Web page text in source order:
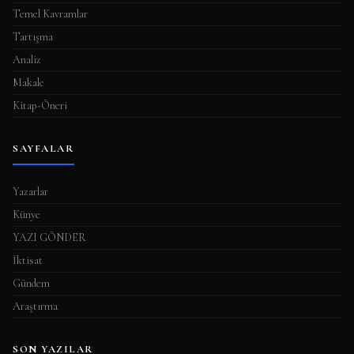
Temel Kavramlar
Tartışma
Analiz
Makale
Kitap-Öneri
SAYFALAR
Yazarlar
Künye
YAZI GÖNDER
İktisat
Gündem
Araştırma
SON YAZILAR